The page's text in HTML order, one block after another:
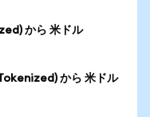
から 米ドル
から 米ドル